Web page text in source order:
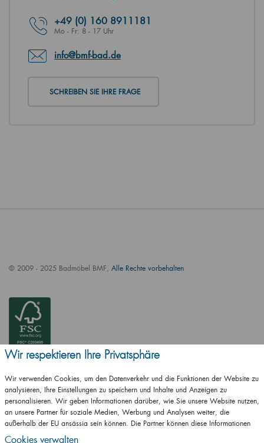
+49 (0) 160 8911181
Mo - Fr: 8 - 17 Uhr
info@bmf-bad.de
SCHREIBEN SIE IHRE FRAGE
© 2009 - 2025 Badmöbel BMF, Alle Rechte vorbehalten
ČSN EN ISO
14001:2016
Wir respektieren Ihre Privatsphäre
Wir verwenden Cookies, um den Datenverkehr und die Funktionen der Website zu
analysieren, Ihre Einstellungen zu speichern und Inhalte und Anzeigen zu
personalisieren. Wir geben Informationen darüber, wie Sie unsere Website nutzen,
an unsere Partner für soziale Medien, Werbung und Analysen weiter, die
außerhalb der EU ansässig sein können. Die Partner können diese Informationen
mit anderen Informationen kombinieren, die Sie ihnen zur Verfügung gestellt haben
Cookies verwalten